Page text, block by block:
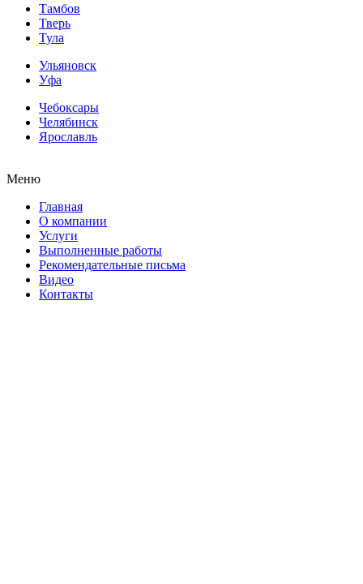
Тамбов
Тверь
Тула
Ульяновск
Уфа
Чебоксары
Челябинск
Ярославль
Меню
Главная
О компании
Услуги
Выполненные работы
Рекомендательные письма
Видео
Контакты